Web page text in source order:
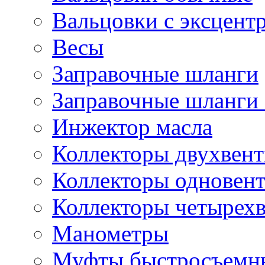
Вальцовки с
Весы
Заправочные шланги
Заправочные шланги
Инжектор масла
Коллекторы
Коллекторы
Коллекторы
Манометры